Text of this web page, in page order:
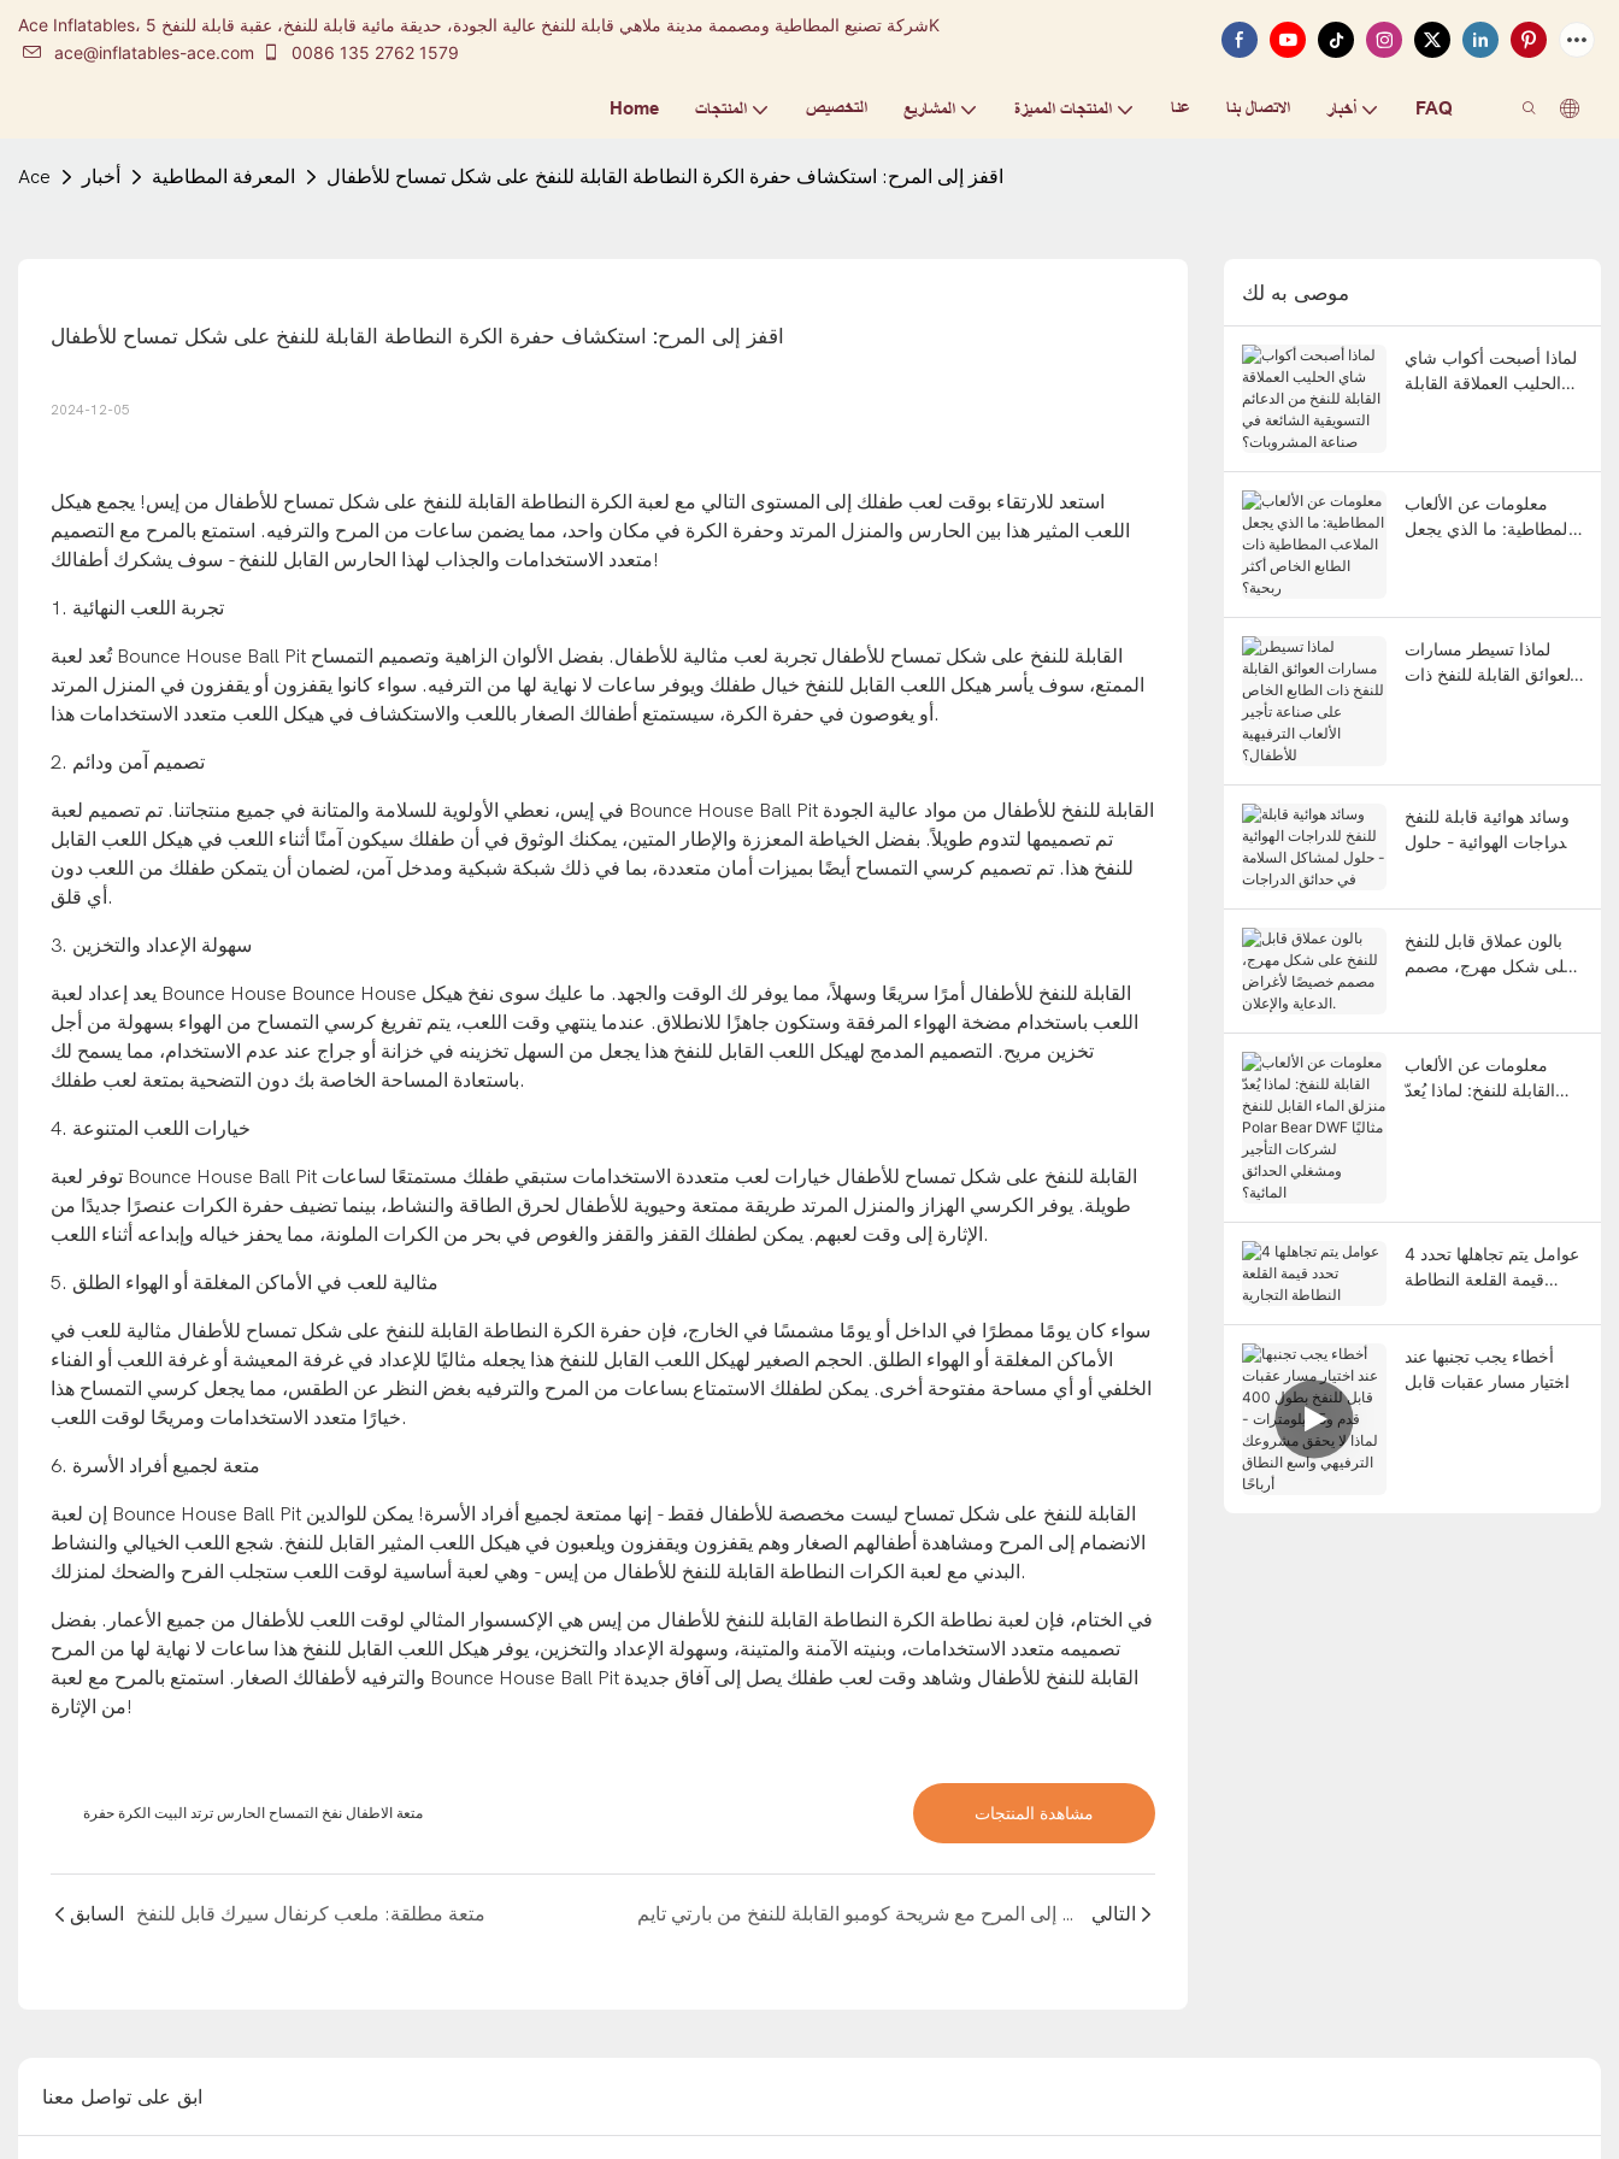
Ace Inflatables، شركة تصنيع المطاطية ومصممة مدينة ملاهي قابلة للنفخ عالية الجودة، حديقة مائية قابلة للنفخ، عقبة قابلة للنفخ 5K
ace@inflatables-ace.com
0086 135 2762 1579
Home المنتجات التخصيص المشاريع المنتجات المميزة عنا الاتصال بنا أخبار FAQ
Ace أخبار المعرفة المطاطية اقفز إلى المرح: استكشاف حفرة الكرة النطاطة القابلة للنفخ على شكل تمساح للأطفال
اقفز إلى المرح: استكشاف حفرة الكرة النطاطة القابلة للنفخ على شكل تمساح للأطفال
2024-12-05
استعد للارتقاء بوقت لعب طفلك إلى المستوى التالي مع لعبة الكرة النطاطة القابلة للنفخ على شكل تمساح للأطفال من إيس! يجمع هيكل
اللعب المثير هذا بين الحارس والمنزل المرتد وحفرة الكرة في مكان واحد، مما يضمن ساعات من المرح والترفيه. استمتع بالمرح مع التصميم
متعدد الاستخدامات والجذاب لهذا الحارس القابل للنفخ - سوف يشكرك أطفالك!
1. تجربة اللعب النهائية
تُعد لعبة Bounce House Ball Pit القابلة للنفخ على شكل تمساح للأطفال تجربة لعب مثالية للأطفال. بفضل الألوان الزاهية وتصميم التمساح
الممتع، سوف يأسر هيكل اللعب القابل للنفخ خيال طفلك ويوفر ساعات لا نهاية لها من الترفيه. سواء كانوا يقفزون أو يقفزون في المنزل المرتد
أو يغوصون في حفرة الكرة، سيستمتع أطفالك الصغار باللعب والاستكشاف في هيكل اللعب متعدد الاستخدامات هذا.
2. تصميم آمن ودائم
في إيس، نعطي الأولوية للسلامة والمتانة في جميع منتجاتنا. تم تصميم لعبة Bounce House Ball Pit القابلة للنفخ للأطفال من مواد عالية الجودة
تم تصميمها لتدوم طويلاً. بفضل الخياطة المعززة والإطار المتين، يمكنك الوثوق في أن طفلك سيكون آمنًا أثناء اللعب في هيكل اللعب القابل
للنفخ هذا. تم تصميم كرسي التمساح أيضًا بميزات أمان متعددة، بما في ذلك شبكة شبكية ومدخل آمن، لضمان أن يتمكن طفلك من اللعب دون
أي قلق.
3. سهولة الإعداد والتخزين
يعد إعداد لعبة Bounce House Bounce House القابلة للنفخ للأطفال أمرًا سريعًا وسهلاً، مما يوفر لك الوقت والجهد. ما عليك سوى نفخ هيكل
اللعب باستخدام مضخة الهواء المرفقة وستكون جاهزًا للانطلاق. عندما ينتهي وقت اللعب، يتم تفريغ كرسي التمساح من الهواء بسهولة من أجل
تخزين مريح. التصميم المدمج لهيكل اللعب القابل للنفخ هذا يجعل من السهل تخزينه في خزانة أو جراج عند عدم الاستخدام، مما يسمح لك
باستعادة المساحة الخاصة بك دون التضحية بمتعة لعب طفلك.
4. خيارات اللعب المتنوعة
توفر لعبة Bounce House Ball Pit القابلة للنفخ على شكل تمساح للأطفال خيارات لعب متعددة الاستخدامات ستبقي طفلك مستمتعًا لساعات
طويلة. يوفر الكرسي الهزاز والمنزل المرتد طريقة ممتعة وحيوية للأطفال لحرق الطاقة والنشاط، بينما تضيف حفرة الكرات عنصرًا جديدًا من
الإثارة إلى وقت لعبهم. يمكن لطفلك القفز والقفز والغوص في بحر من الكرات الملونة، مما يحفز خياله وإبداعه أثناء اللعب.
5. مثالية للعب في الأماكن المغلقة أو الهواء الطلق
سواء كان يومًا ممطرًا في الداخل أو يومًا مشمسًا في الخارج، فإن حفرة الكرة النطاطة القابلة للنفخ على شكل تمساح للأطفال مثالية للعب في
الأماكن المغلقة أو الهواء الطلق. الحجم الصغير لهيكل اللعب القابل للنفخ هذا يجعله مثاليًا للإعداد في غرفة المعيشة أو غرفة اللعب أو الفناء
الخلفي أو أي مساحة مفتوحة أخرى. يمكن لطفلك الاستمتاع بساعات من المرح والترفيه بغض النظر عن الطقس، مما يجعل كرسي التمساح هذا
خيارًا متعدد الاستخدامات ومريحًا لوقت اللعب.
6. متعة لجميع أفراد الأسرة
إن لعبة Bounce House Ball Pit القابلة للنفخ على شكل تمساح ليست مخصصة للأطفال فقط - إنها ممتعة لجميع أفراد الأسرة! يمكن للوالدين
الانضمام إلى المرح ومشاهدة أطفالهم الصغار وهم يقفزون ويقفزون ويلعبون في هيكل اللعب المثير القابل للنفخ. شجع اللعب الخيالي والنشاط
البدني مع لعبة الكرات النطاطة القابلة للنفخ للأطفال من إيس - وهي لعبة أساسية لوقت اللعب ستجلب الفرح والضحك لمنزلك.
في الختام، فإن لعبة نطاطة الكرة النطاطة القابلة للنفخ للأطفال من إيس هي الإكسسوار المثالي لوقت اللعب للأطفال من جميع الأعمار. بفضل
تصميمه متعدد الاستخدامات، وبنيته الآمنة والمتينة، وسهولة الإعداد والتخزين، يوفر هيكل اللعب القابل للنفخ هذا ساعات لا نهاية لها من المرح
والترفيه لأطفالك الصغار. استمتع بالمرح مع لعبة Bounce House Ball Pit القابلة للنفخ للأطفال وشاهد وقت لعب طفلك يصل إلى آفاق جديدة
من الإثارة!
متعة الاطفال نفخ التمساح الحارس ترتد البيت الكرة حفرة مشاهدة المنتجات
السابق متعة مطلقة: ملعب كرنفال سيرك قابل للنفخ اقفز إلى المرح مع شريحة كومبو القابلة للنفخ من بارتي تايم التالي
موصى به لك
لماذا أصبحت أكواب شاي
الحليب العملاقة القابلة
معلومات عن الألعاب
المطاطية: ما الذي يجعل
لماذا تسيطر مسارات
العوائق القابلة للنفخ ذات
وسائد هوائية قابلة للنفخ
للدراجات الهوائية - حلول
بالون عملاق قابل للنفخ
على شكل مهرج، مصمم
معلومات عن الألعاب
القابلة للنفخ: لماذا يُعدّ
4 عوامل يتم تجاهلها تحدد
قيمة القلعة النطاطة
أخطاء يجب تجنبها عند
اختيار مسار عقبات قابل
ابق على تواصل معنا